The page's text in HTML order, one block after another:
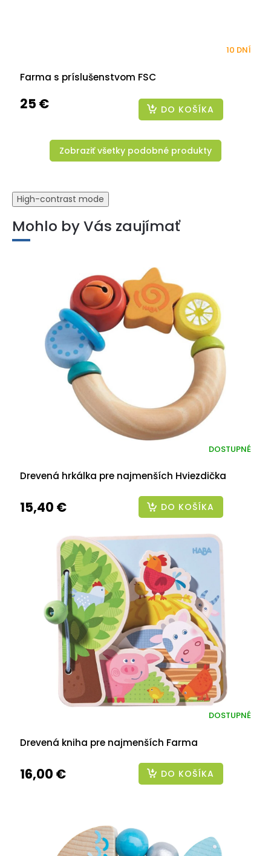
Farma s príslušenstvom FSC
10 DNÍ
25 € DO KOŠÍKA
Zobraziť všetky podobné produkty
High-contrast mode
Mohlo by Vás zaujímať
Drevená hrkálka pre najmenších Hviezdička
DOSTUPNÉ
15,40 € DO KOŠÍKA
Drevená kniha pre najmenších Farma
DOSTUPNÉ
16,00 € DO KOŠÍKA